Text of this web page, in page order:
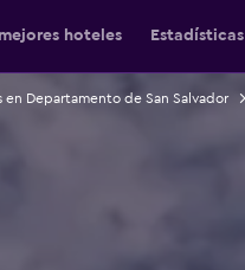
hoteles Estadísticas
en Departamento de San Salvador